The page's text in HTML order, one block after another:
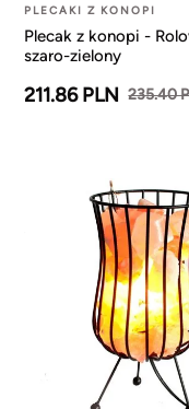
PLECAKI Z KONOPI
Plecak z konopi -
szaro-zielony
211.86 PLN 235.40